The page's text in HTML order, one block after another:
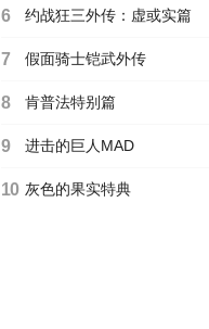
第1集
HD高清
HD中字
6 约战狂三外传：虚或实篇
7 假面骑士铠武外传
8 肯普法特别篇
9 进击的巨人MAD
10 灰色的果实特典